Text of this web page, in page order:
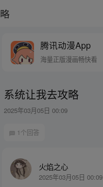
腾讯动漫App
海量正版漫画畅快看
系统让我去攻略
2025年03月05日 00:09
1个回答
火焰之心
2025年03月05日 00:09